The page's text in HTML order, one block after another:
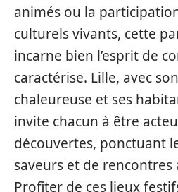
animés ou la
culturels vivants, cette
incarne bien l’esprit de
caractérise. Lille, avec
chaleureuse et ses
invite chacun à être
découvertes, ponctuant
saveurs et de
Profiter de ces lieux